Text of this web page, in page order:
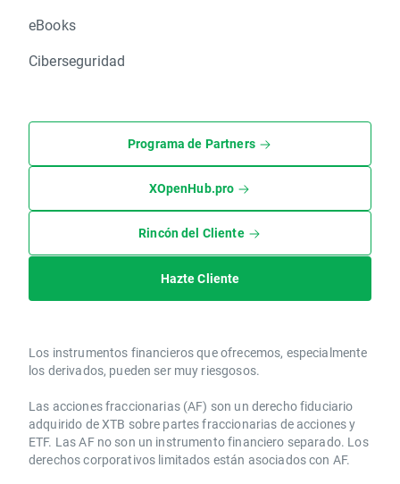
eBooks
Ciberseguridad
Programa de Partners
XOpenHub.pro
Rincón del Cliente
Hazte Cliente
Los instrumentos financieros que ofrecemos, especialmente
los derivados, pueden ser muy riesgosos.
Las acciones fraccionarias (AF) son un derecho fiduciario
adquirido de XTB sobre partes fraccionarias de acciones y
ETF. Las AF no son un instrumento financiero separado. Los
derechos corporativos limitados están asociados con AF.